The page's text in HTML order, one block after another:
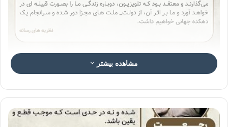
عکس نوشته مهدویت و رسانه ۳۰
مشاهده بیشتر